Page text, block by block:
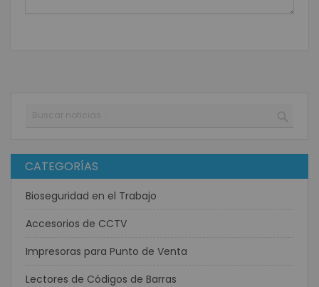
Buscar
CATEGORÍAS
Bioseguridad en el Trabajo
Accesorios de CCTV
Impresoras para Punto de Venta
Lectores de Códigos de Barras